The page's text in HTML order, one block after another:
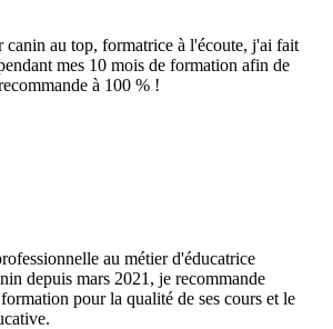
canin au top, formatrice à l'écoute, j'ai fait
mes 10 mois de formation afin de
à 100 % !
au métier d'éducatrice
depuis mars 2021, je recommande
pour la qualité de ses cours et le